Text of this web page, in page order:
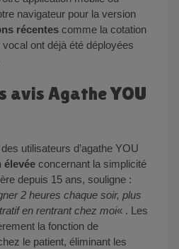
navigateur pour la version
récentes comme la cotation
ont déjà été déployées
élevée concernant la simplicité
depuis 15 ans, souligne :
2 heures chaque soir, plus
en rentrant chez moi« . Les
la fonction de
le patient, éliminant les